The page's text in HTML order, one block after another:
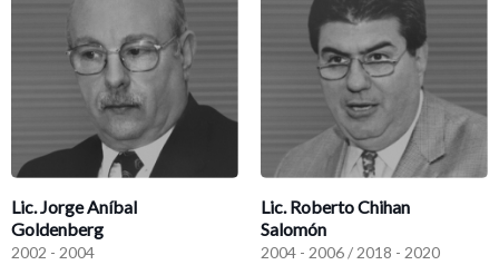
Lic. Jorge Aníbal
Goldenberg
2002 - 2004
Lic. Roberto Chihan
Salomón
2004 - 2006 / 2018 - 2020